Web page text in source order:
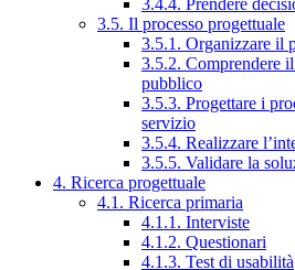
3.5. Il processo progettuale
3.5.1. Organizzare il
3.5.2. Comprendere
pubblico
3.5.3. Progettare i
servizio
3.5.4. Realizzare
3.5.5. Validare la
4. Ricerca progettuale
4.1. Ricerca primaria
4.1.1. Interviste
4.1.2. Questionari
4.1.3. Test di usabilità